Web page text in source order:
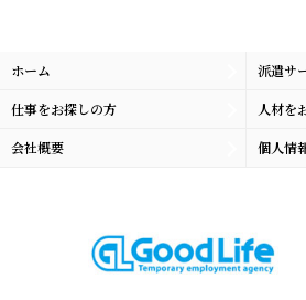
ホーム 派遣サ
仕事をお探しの方 人材を
会社概要 個人情